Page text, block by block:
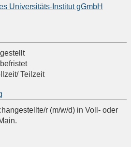
Universitäts-Institut gGmbH
Teilzeit
r (m/w/d) in Voll- oder